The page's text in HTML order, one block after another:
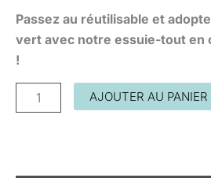
Passez au réutilisable et
vert avec notre essuie-tout en
!
AJOUTER AU PANIER